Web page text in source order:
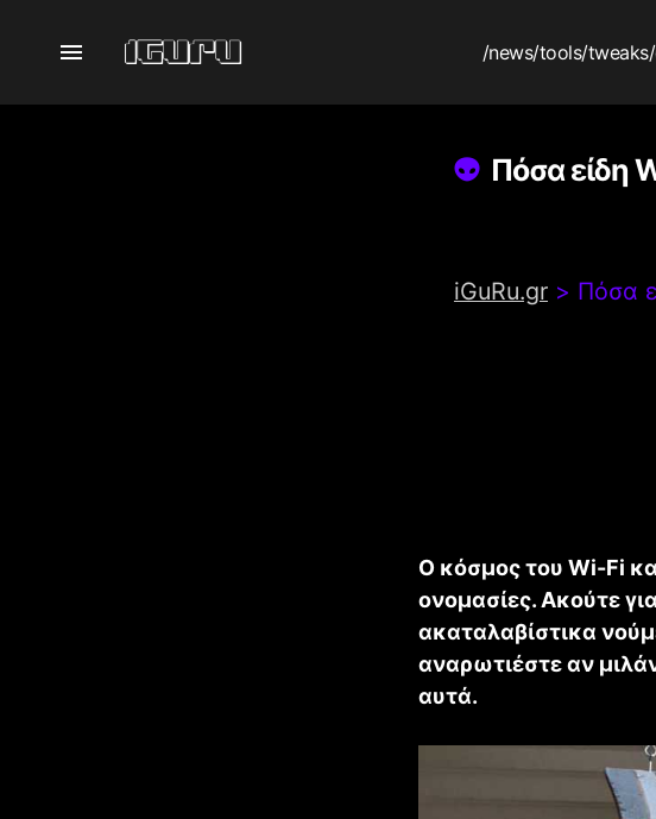
/news/tools/tweaks
Πόσα είδη
iGuRu.gr > Πόσα
Ο κόσμος του Wi-Fi
ονομασίες. Ακούτε
ακαταλαβίστικα
αναρωτιέστε αν
αυτά.